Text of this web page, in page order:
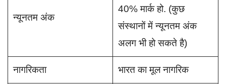
न्यूनतम अंक
40% मार्क हो. (कुछ
संस्थानों में न्यूनतम अंक
अलग भी हो सकते है)
नागरिकता भारत का मूल नागरिक